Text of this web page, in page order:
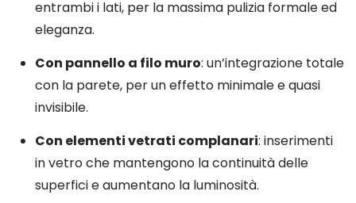
entrambi i lati, per la massima pulizia formale ed
eleganza.
Con pannello a filo muro: un’integrazione totale
con la parete, per un effetto minimale e quasi
invisibile.
Con elementi vetrati complanari: inserimenti
in vetro che mantengono la continuità delle
superfici e aumentano la luminosità.